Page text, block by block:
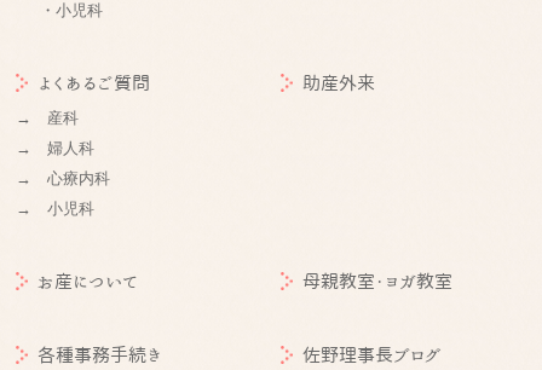
・小児科
よくあるご質問
→ 産科
→ 婦人科
→ 心療内科
→ 小児科
助産外来
お産について 母親教室・ヨガ教室
各種事務手続き 佐野理事長ブログ